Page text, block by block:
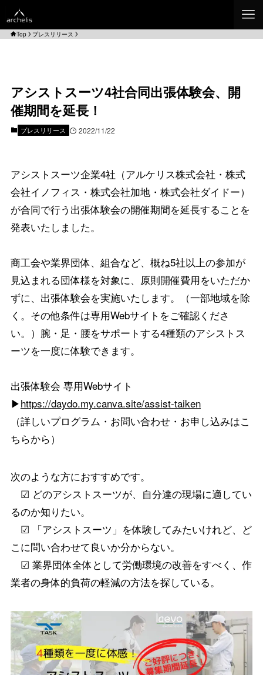
Top プレスリリース
アシストスーツ4社合同出張体験会、開
催期間を延長！
プレスリリース 2022/11/22
アシストスーツ企業4社（アルケリス株式会社・株式
会社イノフィス・株式会社加地・株式会社ダイドー）
が合同で行う出張体験会の開催期間を延長することを
発表いたしました。
商工会や業界団体、組合など、概ね5社以上の参加が
見込まれる団体様を対象に、原則開催費用をいただか
ずに、出張体験会を実施いたします。（一部地域を除
く。その他条件は専用Webサイトをご確認くださ
い。）腕・足・腰をサポートする4種類のアシストス
ーツを一度に体験できます。
出張体験会 専用Webサイト
▶https://daydo.my.canva.site/assist-taiken
（詳しいプログラム・お問い合わせ・お申し込みはこ
ちらから）
次のような方におすすめです。
☑ どのアシストスーツが、自分達の現場に適してい
るのか知りたい。
☑ 「アシストスーツ」を体験してみたいけれど、ど
こに問い合わせて良いか分からない。
☑ 業界団体全体として労働環境の改善をすべく、作
業者の身体的負荷の軽減の方法を探している。